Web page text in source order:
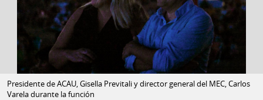
Presidente de ACAU, Gisella Previtali y director general del MEC, Carlos
Varela durante la función